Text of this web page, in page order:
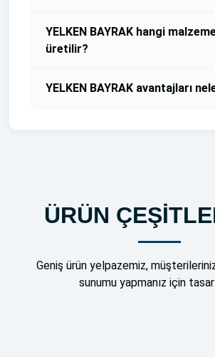
Fiyata Dahildir
YELKEN BAYRAK hangi
üretilir?
Fiyata Dahildir
YELKEN BAYRAK avantajları
ÜRÜN
Geniş ürün yelpazemiz,
sunumu yapmanız için